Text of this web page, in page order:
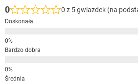
0 0 z 5 gwiazdek (na
Doskonała
Bardzo dobra
Średnia